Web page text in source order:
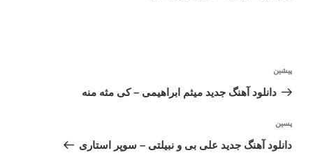
نوشته
قبلی
پیشین
دانلود آهنگ جدید میثم ابراهیمی – کی مثه منه
نوشته‌ٔ
بعدی
پسین
دانلود آهنگ جدید علی بی و نبیلتی – سوپر استاری